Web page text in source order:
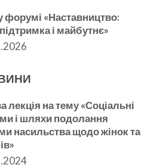
форумі «Наставництво:
і майбутнє»
лекція на тему «Соціальні
і шляхи подолання
насильства щодо жінок та